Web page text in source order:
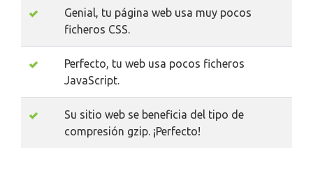
Genial, tu página web usa muy pocos
ficheros CSS.
Perfecto, tu web usa pocos ficheros
JavaScript.
Su sitio web se beneficia del tipo de
compresión gzip. ¡Perfecto!